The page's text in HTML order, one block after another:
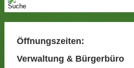
Öffnungszeiten:
Verwaltung & Bürgerbüro